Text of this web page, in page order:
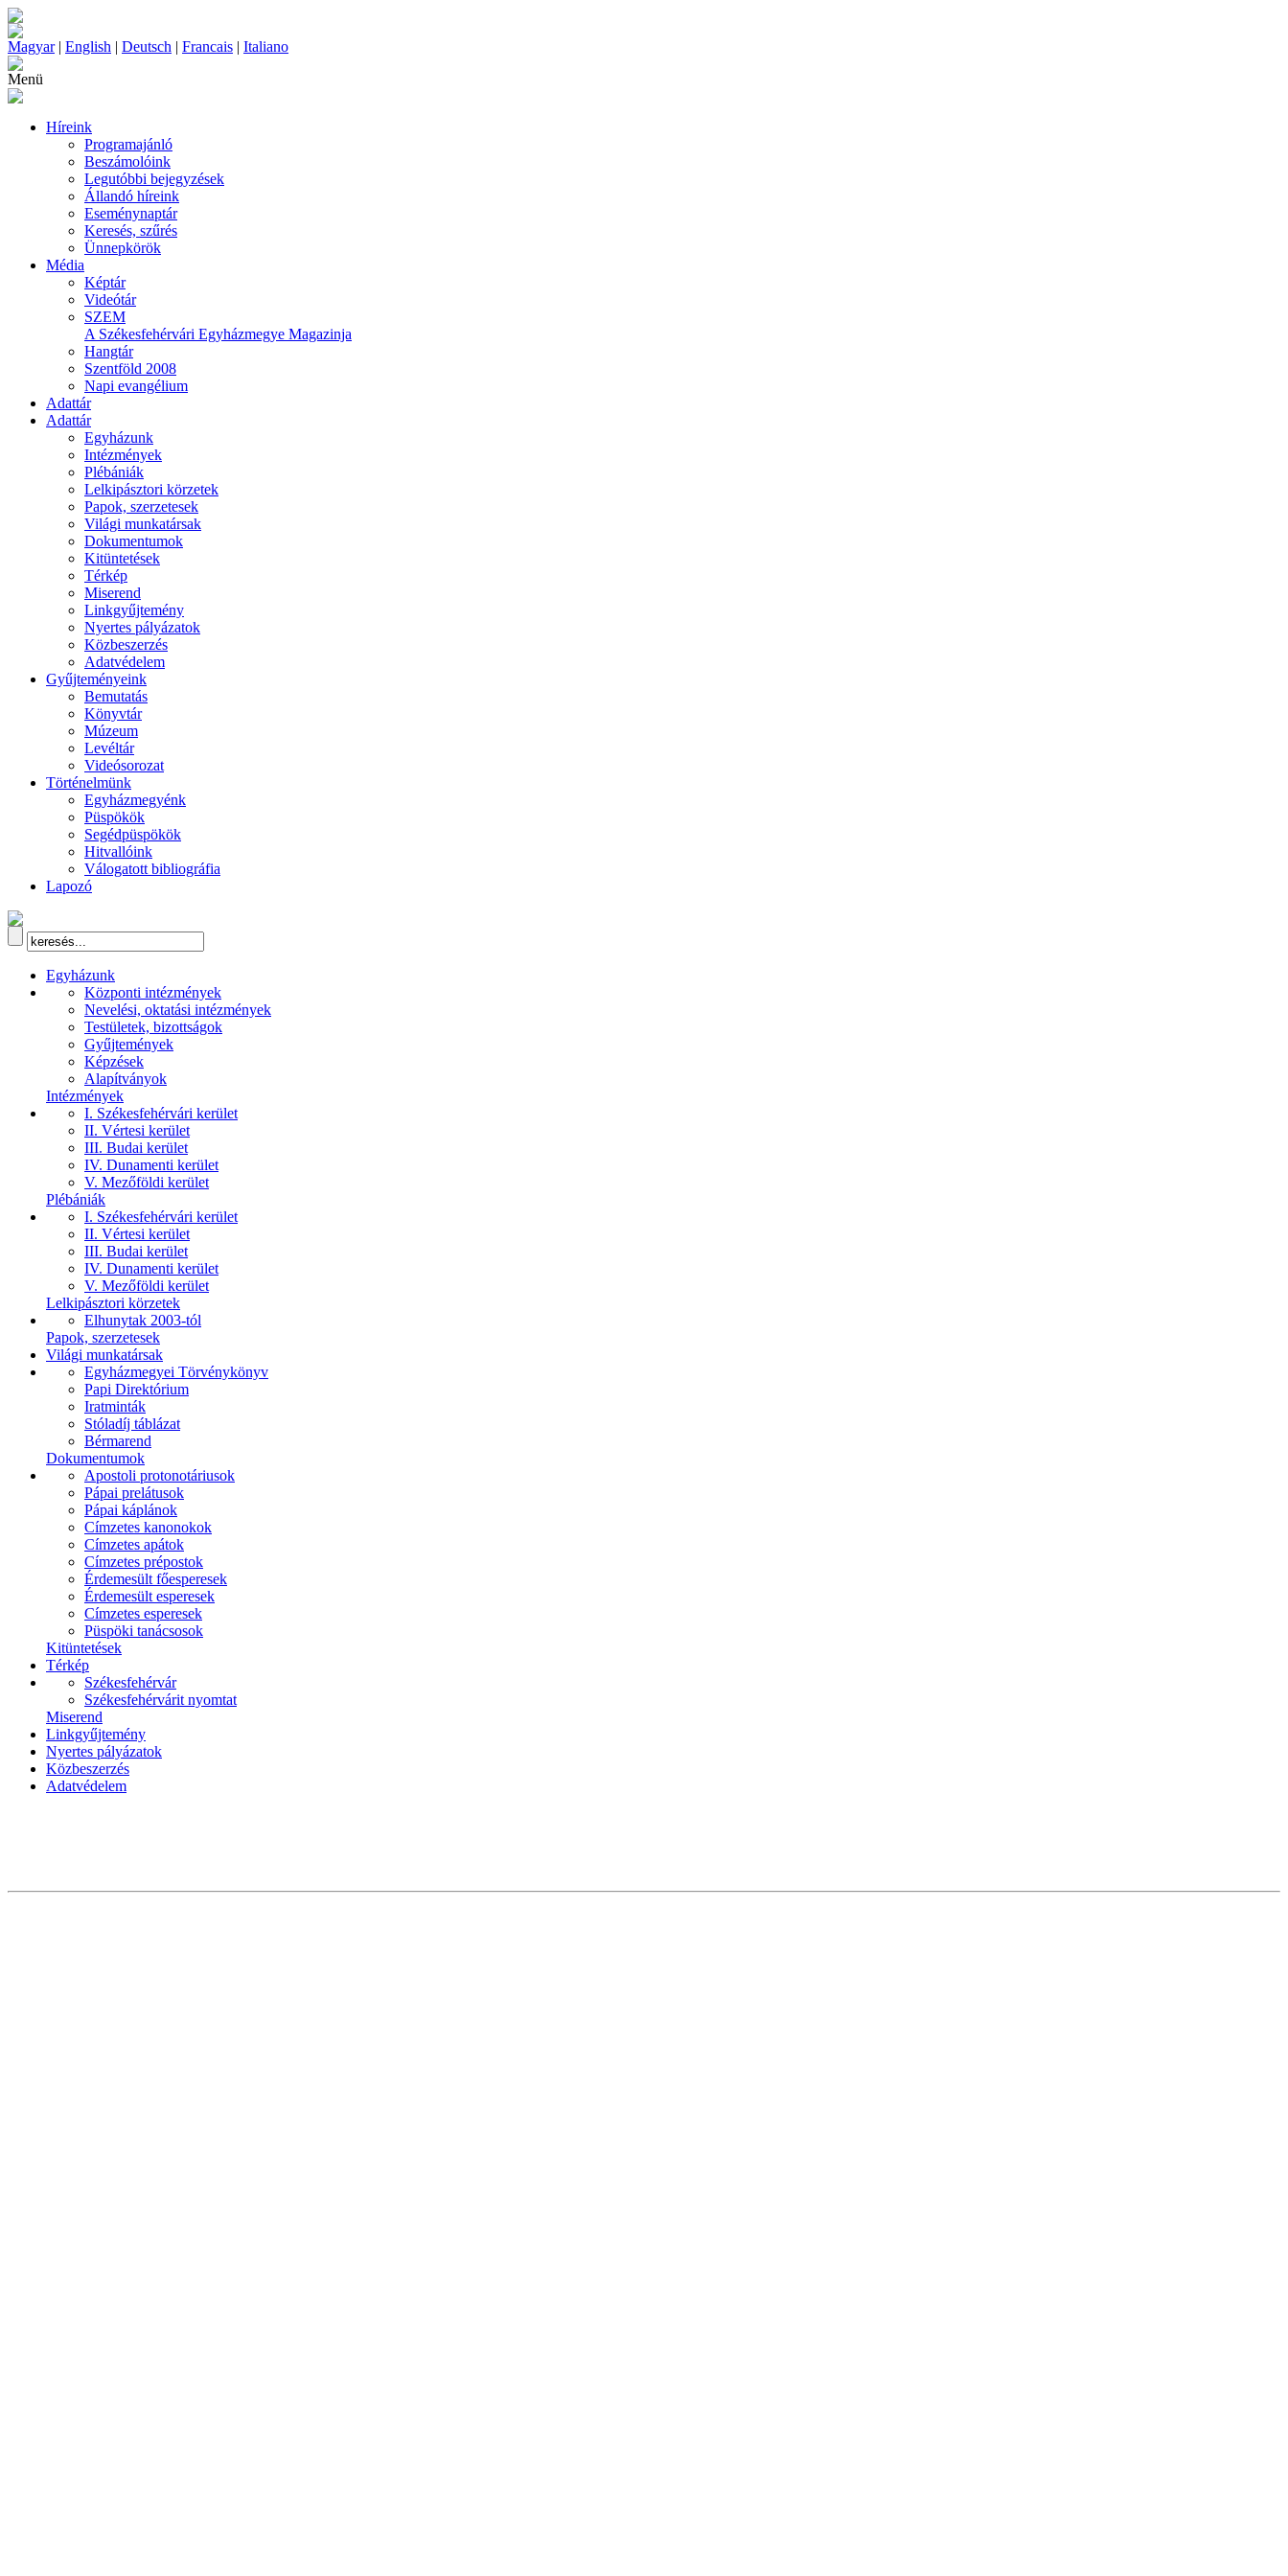
Magyar| English | Deutsch | Francais | Italiano
Menü
Híreink
Programajánló
Beszámolóink
Legutóbbi bejegyzések
Állandó híreink
Eseménynaptár
Keresés, szűrés
Ünnepkörök
Média
Képtár
Videótár
SZEM
A Székesfehérvári Egyházmegye Magazinja
Hangtár
Szentföld 2008
Napi evangélium
Adattár
Adattár
Egyházunk
Intézmények
Plébániák
Lelkipásztori körzetek
Papok, szerzetesek
Világi munkatársak
Dokumentumok
Kitüntetések
Térkép
Miserend
Linkgyűjtemény
Nyertes pályázatok
Közbeszerzés
Adatvédelem
Gyűjteményeink
Bemutatás
Könyvtár
Múzeum
Levéltár
Videósorozat
Történelmünk
Egyházmegyénk
Püspökök
Segédpüspökök
Hitvallóink
Válogatott bibliográfia
Lapozó
Egyházunk
Központi intézmények
Nevelési, oktatási intézmények
Testületek, bizottságok
Gyűjtemények
Képzések
Alapítványok
Intézmények
I. Székesfehérvári kerület
II. Vértesi kerület
III. Budai kerület
IV. Dunamenti kerület
V. Mezőföldi kerület
Plébániák
I. Székesfehérvári kerület
II. Vértesi kerület
III. Budai kerület
IV. Dunamenti kerület
V. Mezőföldi kerület
Lelkipásztori körzetek
Elhunytak 2003-tól
Papok, szerzetesek
Világi munkatársak
Egyházmegyei Törvénykönyv
Papi Direktórium
Iratminták
Stóladíj táblázat
Bérmarend
Dokumentumok
Apostoli protonotáriusok
Pápai prelátusok
Pápai káplánok
Címzetes kanonokok
Címzetes apátok
Címzetes prépostok
Érdemesült főesperesek
Érdemesült esperesek
Címzetes esperesek
Püspöki tanácsosok
Kitüntetések
Térkép
Székesfehérvár
Székesfehérvárit nyomtat
Miserend
Linkgyűjtemény
Nyertes pályázatok
Közbeszerzés
Adatvédelem